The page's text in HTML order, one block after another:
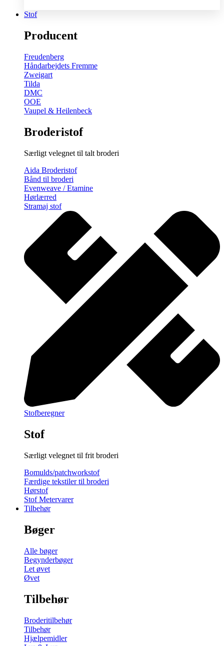
Stof
Producent
Freudenberg
Håndarbejdets Fremme
Zweigart
Tilda
DMC
OOE
Vaupel & Heilenbeck
Broderistof
Særligt velegnet til talt broderi
Aida Broderistof
Bånd til broderi
Evenweave / Etamine
Hørlærred
Stramaj stof
Stofberegner
Stof
Særligt velegnet til frit broderi
Bomulds/patchworkstof
Færdige tekstiler til broderi
Hørstof
Stof Metervarer
Tilbehør
Bøger
Alle bøger
Begynderbøger
Let øvet
Øvet
Tilbehør
Broderitilbehør
Tilbehør
Hjælpemidler